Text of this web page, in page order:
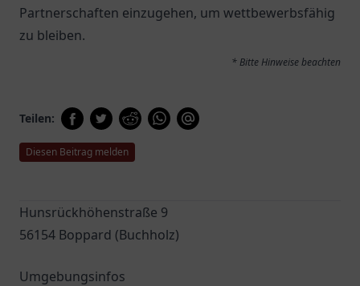
Partnerschaften einzugehen, um wettbewerbsfähig
zu bleiben.
* Bitte Hinweise beachten
Teilen:
Diesen Beitrag melden
Hunsrückhöhenstraße 9
56154 Boppard (Buchholz)
Umgebungsinfos